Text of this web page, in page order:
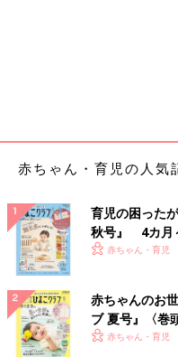
赤ちゃん・育児の人気
育児の困った
秋号』 4カ月
いっぱい！
赤ちゃん・育児
赤ちゃんのお
ブ 夏号』〈巻
く！ おっぱい
赤ちゃん・育児